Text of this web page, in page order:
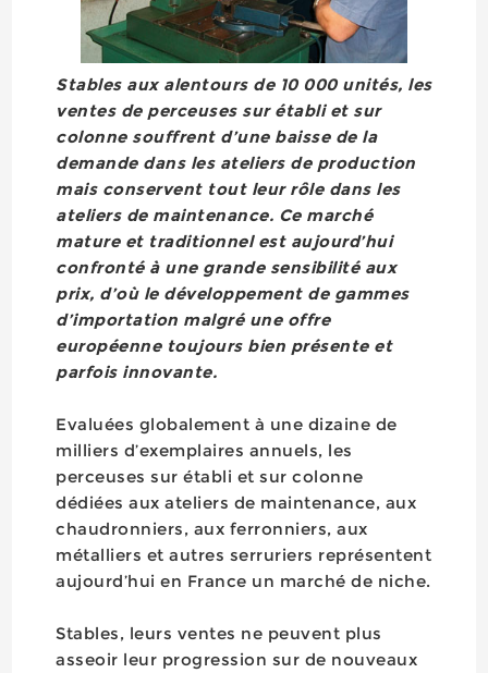
Stables aux alentours de 10 000 unités, les
ventes de perceuses sur établi et sur
colonne souffrent d’une baisse de la
demande dans les ateliers de production
mais conservent tout leur rôle dans les
ateliers de maintenance. Ce marché
mature et traditionnel est aujourd’hui
confronté à une grande sensibilité aux
prix, d’où le développement de gammes
d’importation malgré une offre
européenne toujours bien présente et
parfois innovante.
Evaluées globalement à une dizaine de
milliers d’exemplaires annuels, les
perceuses sur établi et sur colonne
dédiées aux ateliers de maintenance, aux
chaudronniers, aux ferronniers, aux
métalliers et autres serruriers représentent
aujourd’hui en France un marché de niche.
Stables, leurs ventes ne peuvent plus
asseoir leur progression sur de nouveaux